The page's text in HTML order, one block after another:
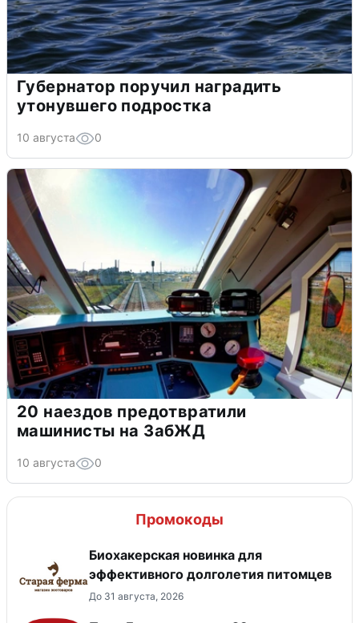
Губернатор поручил наградить
утонувшего подростка
10 августа 0
20 наездов предотвратили
машинисты на ЗабЖД
10 августа 0
Промокоды
Биохакерская новинка для
эффективного долголетия питомцев
До 31 августа, 2026